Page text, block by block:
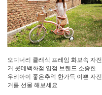
오디너리 클래식 프레임 화보속 자전
거 롯데백화점 입점 브랜드 소중한
우리아이 좋은추억 한가득 이쁜 자전
거를 선물 해보세요